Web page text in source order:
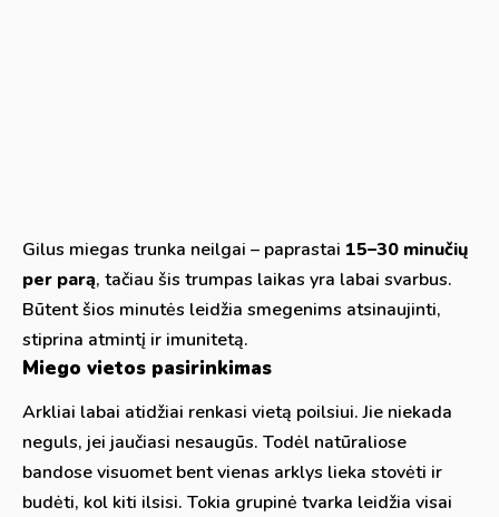
Gilus miegas trunka neilgai – paprastai 15–30 minučių
per parą, tačiau šis trumpas laikas yra labai svarbus.
Būtent šios minutės leidžia smegenims atsinaujinti,
stiprina atmintį ir imunitetą.
Miego vietos pasirinkimas
Arkliai labai atidžiai renkasi vietą poilsiui. Jie niekada
neguls, jei jaučiasi nesaugūs. Todėl natūraliose
bandose visuomet bent vienas arklys lieka stovėti ir
budėti, kol kiti ilsisi. Tokia grupinė tvarka leidžia visai